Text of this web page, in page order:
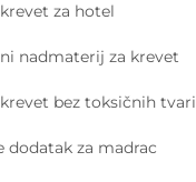
za hotel
nadmaterij za krevet
bez toksičnih tvari
dodatak za madrac